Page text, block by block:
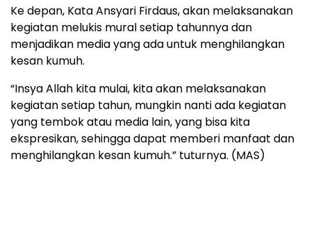
Ke depan, Kata Ansyari Firdaus, akan melaksanakan
kegiatan melukis mural setiap tahunnya dan
menjadikan media yang ada untuk menghilangkan
kesan kumuh.
“Insya Allah kita mulai, kita akan melaksanakan
kegiatan setiap tahun, mungkin nanti ada kegiatan
yang tembok atau media lain, yang bisa kita
ekspresikan, sehingga dapat memberi manfaat dan
menghilangkan kesan kumuh.” tuturnya. (MAS)